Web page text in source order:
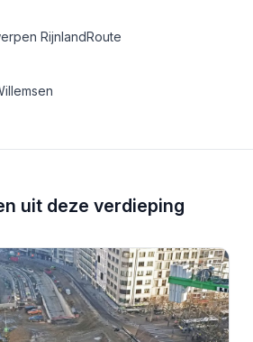
RijnlandRoute
uit deze verdieping